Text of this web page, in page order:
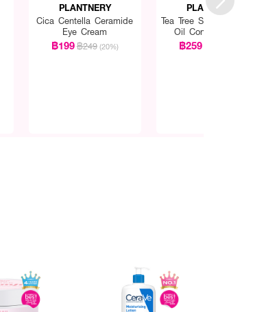
PLANTNERY
Cica Centella Ceramide
Eye Cream
฿199฿249 (20%)
PLANTNERY
Tea Tree Sunscreen
Oil Control SPF 50
PA+++
฿259